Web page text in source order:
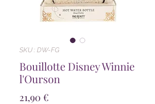
SKU : DW-FG
Bouillotte Disney Winnie
l'Ourson
21,90 €